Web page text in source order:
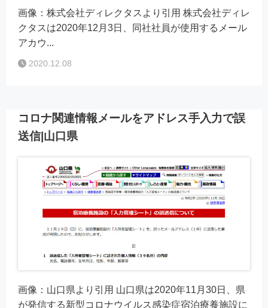
画像：株式会社ディレクタスより引用 株式会社ディレ
クタスは2020年12月3日、同社社員が使用するメール
アカウ...
2020.12.08
コロナ関連情報メールをアドレス手入力で誤
送信|山口県
画像：山口県より引用 山口県は2020年11月30日、県
が発信する新型コロナウイルス感染症宿泊療養施設に